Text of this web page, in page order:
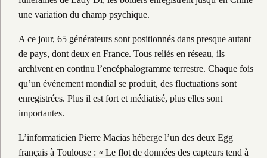
une variation du champ psychique.
A ce jour, 65 générateurs sont positionnés dans presque autant
de pays, dont deux en France. Tous reliés en réseau, ils
archivent en continu l’encéphalogramme terrestre. Chaque fois
qu’un événement mondial se produit, des fluctuations sont
enregistrées. Plus il est fort et médiatisé, plus elles sont
importantes.
L’informaticien Pierre Macias héberge l’un des deux Egg
français à Toulouse : « Le flot de données des capteurs tend à